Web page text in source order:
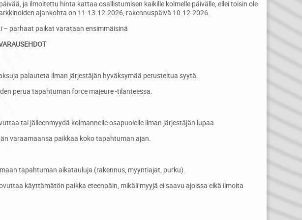
ja ilmoitettu hinta kattaa osallistumisen kaikille kolmelle päivälle, ellei toisin ole
ajankohta on 11-13.12.2026, rakennuspäivä 10.12.2026.
– parhaat paikat varataan ensimmäisinä
palauteta ilman järjestäjän hyväksymää perusteltua syytä.
perua tapahtuman force majeure -tilanteessa.
tai jälleenmyydä kolmannelle osapuolelle ilman järjestäjän lupaa.
varaamaansa paikkaa koko tapahtuman ajan.
tapahtuman aikatauluja (rakennus, myyntiajat, purku).
käyttämätön paikka eteenpäin, mikäli myyjä ei saavu ajoissa eikä ilmoita